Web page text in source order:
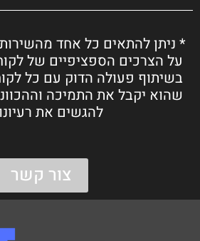
* ניתן להתאים כל אחד
על הצרכים הספציפיים של
בשיתוף פעולה הדוק עם כל
שהוא יקבל את התמיכה
להגשים את
צור קשר